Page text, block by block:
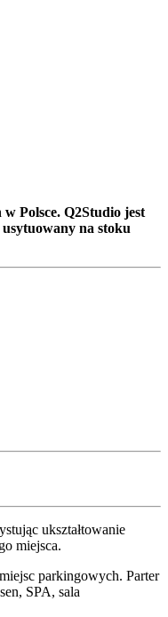
Polsce. Q2Studio jest
na stoku
ukształtowanie
miejsca.
parkingowych. Parter
SPA, sala